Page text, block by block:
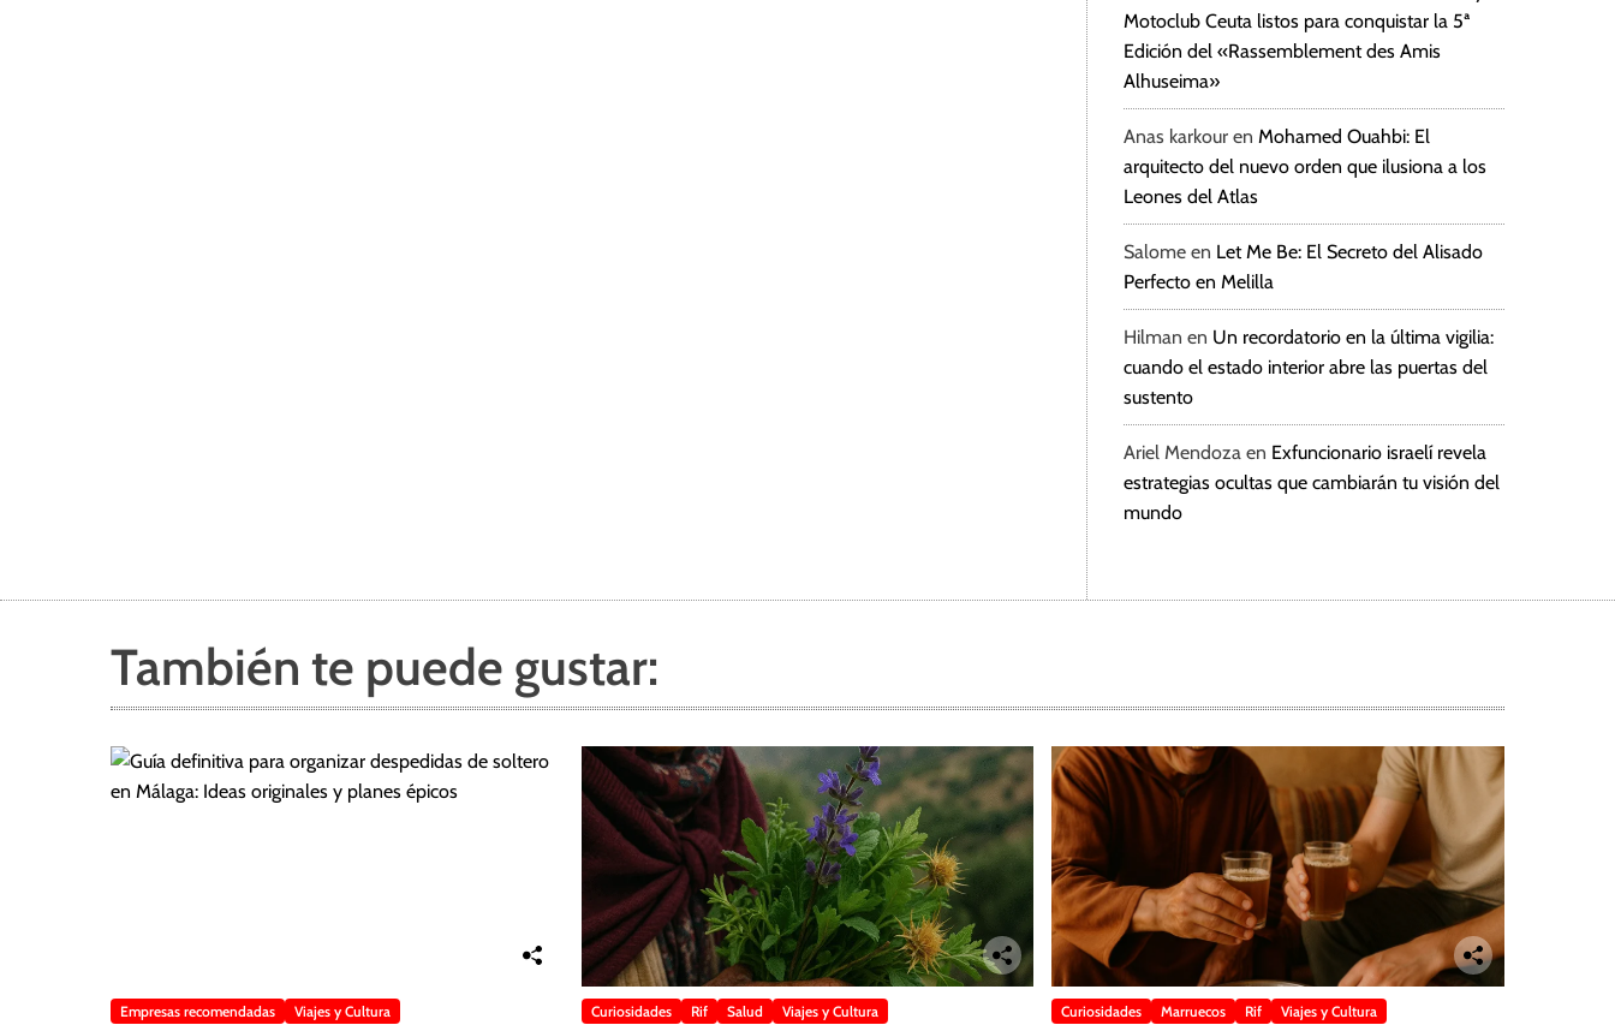
Motoclub Ceuta listos para conquistar la 5ª
Edición del «Rassemblement des Amis
Alhuseima»
Anas karkour en Mohamed Ouahbi: El
arquitecto del nuevo orden que ilusiona a los
Leones del Atlas
Salome en Let Me Be: El Secreto del Alisado
Perfecto en Melilla
Hilman en Un recordatorio en la última vigilia:
cuando el estado interior abre las puertas del
sustento
Ariel Mendoza en Exfuncionario israelí revela
estrategias ocultas que cambiarán tu visión del
mundo
También te puede gustar:
Empresas recomendadas Viajes y Cultura Curiosidades Rif Salud Viajes y Cultura Curiosidades Marruecos Rif Viajes y Cultura